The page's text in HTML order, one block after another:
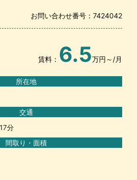
お問い合わせ番号：7424042
賃料： 6.5万円～/月
所在地
交通
分
間取り・面積